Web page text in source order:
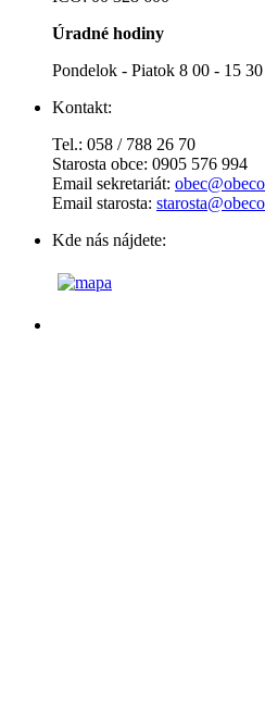
Úradné hodiny
Pondelok - Piatok 8 00 - 15
Kontakt:
Tel.: 058 / 788 26 70
Starosta obce: 0905 576 994
Email sekretariát:
Email starosta:
Kde nás nájdete: